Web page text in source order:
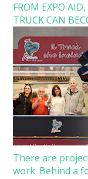
FROM EXPO
TRUCK CAN
There are
work. Behind a